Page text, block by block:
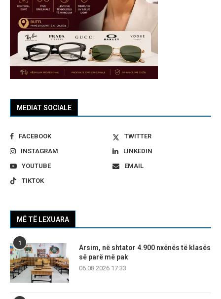
MEDIAT SOCIALE
FACEBOOK
TWITTER
INSTAGRAM
LINKEDIN
YOUTUBE
EMAIL
TIKTOK
MË TË LEXUARA
1
Arsim, në shtator 4.900 nxënës të klasës
së parë më pak
06.08.2026 17:33